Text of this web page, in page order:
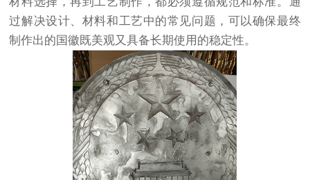
过解决设计、材料和工艺中的常见问题，可以确保最终
制作出的国徽既美观又具备长期使用的稳定性。